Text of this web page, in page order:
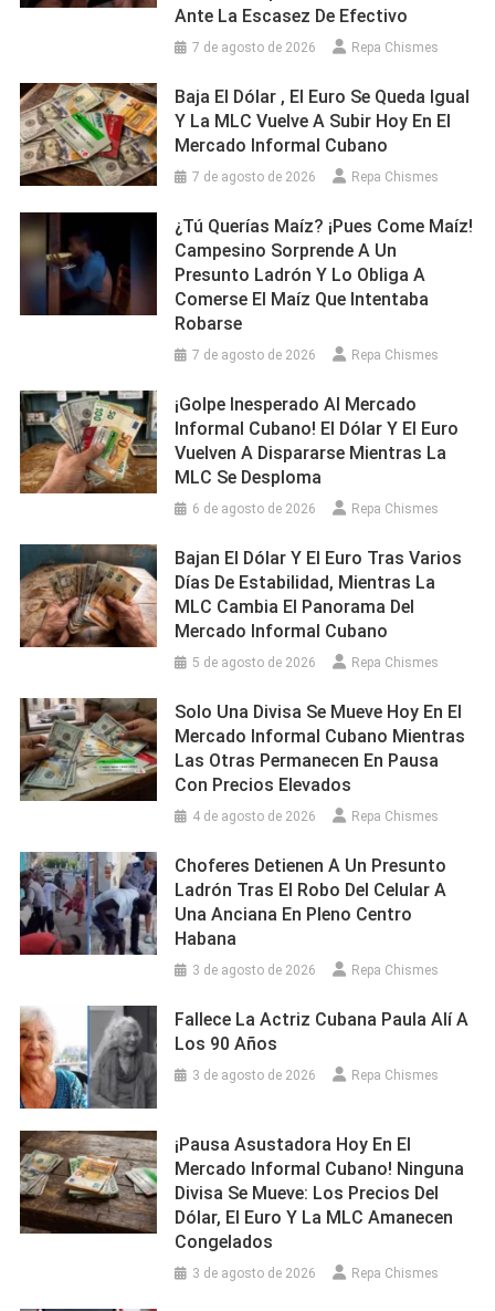
Ante La Escasez De Efectivo
7 de agosto de 2026 Repa Chismes
Baja El Dólar , El Euro Se Queda Igual
Y La MLC Vuelve A Subir Hoy En El
Mercado Informal Cubano
7 de agosto de 2026 Repa Chismes
¿Tú Querías Maíz? ¡Pues Come Maíz!
Campesino Sorprende A Un
Presunto Ladrón Y Lo Obliga A
Comerse El Maíz Que Intentaba
Robarse
7 de agosto de 2026 Repa Chismes
¡Golpe Inesperado Al Mercado
Informal Cubano! El Dólar Y El Euro
Vuelven A Dispararse Mientras La
MLC Se Desploma
6 de agosto de 2026 Repa Chismes
Bajan El Dólar Y El Euro Tras Varios
Días De Estabilidad, Mientras La
MLC Cambia El Panorama Del
Mercado Informal Cubano
5 de agosto de 2026 Repa Chismes
Solo Una Divisa Se Mueve Hoy En El
Mercado Informal Cubano Mientras
Las Otras Permanecen En Pausa
Con Precios Elevados
4 de agosto de 2026 Repa Chismes
Choferes Detienen A Un Presunto
Ladrón Tras El Robo Del Celular A
Una Anciana En Pleno Centro
Habana
3 de agosto de 2026 Repa Chismes
Fallece La Actriz Cubana Paula Alí A
Los 90 Años
3 de agosto de 2026 Repa Chismes
¡Pausa Asustadora Hoy En El
Mercado Informal Cubano! Ninguna
Divisa Se Mueve: Los Precios Del
Dólar, El Euro Y La MLC Amanecen
Congelados
3 de agosto de 2026 Repa Chismes